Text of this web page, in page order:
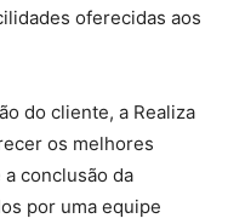
oferecidas aos
do cliente, a Realiza
os melhores
conclusão da
por uma equipe